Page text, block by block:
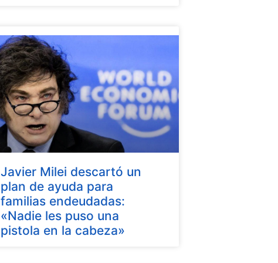
Javier Milei descartó un
plan de ayuda para
familias endeudadas:
«Nadie les puso una
pistola en la cabeza»